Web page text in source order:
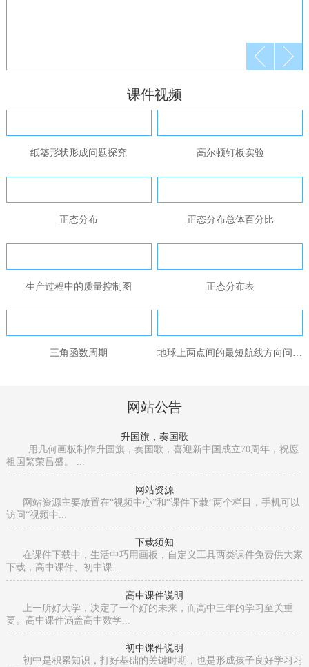
课件视频
纸篓形状形成问题探究 高尔顿钉板实验
正态分布 正态分布总体百分比
生产过程中的质量控制图 正态分布表
三角函数周期 地球上两点间的最短航线方向问题...
网站公告
升国旗，奏国歌
用几何画板制作升国旗，奏国歌，喜迎新中国成立70周年，祝愿
祖国繁荣昌盛。 ...
网站资源
网站资源主要放置在“视频中心”和“课件下载”两个栏目，手机可以
访问“视频中...
下载须知
在课件下载中，生活中巧用画板，自定义工具两类课件免费供大家
下载，高中课件、初中课...
高中课件说明
上一所好大学，决定了一个好的未来，而高中三年的学习至关重
要。高中课件涵盖高中数学...
初中课件说明
初中是积累知识，打好基础的关键时期，也是形成孩子良好学习习